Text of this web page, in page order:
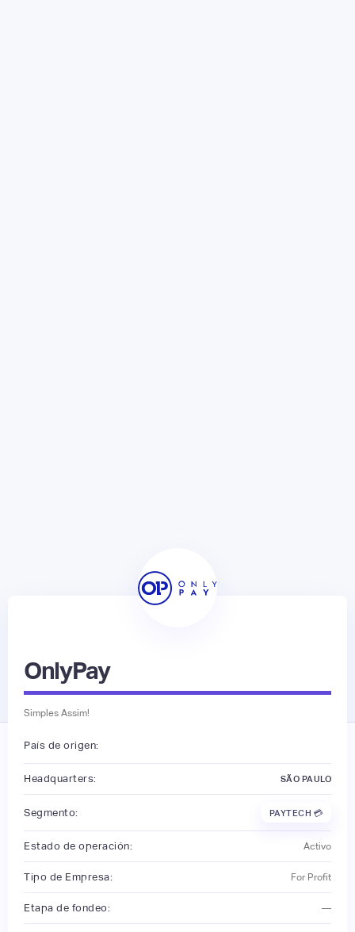
OnlyPay
Simples Assim!
País de origen:
Headquarters: SÃO PAULO
Segmento: PAYTECH 💳
Estado de operación: Activo
Tipo de Empresa: For Profit
Etapa de fondeo: —